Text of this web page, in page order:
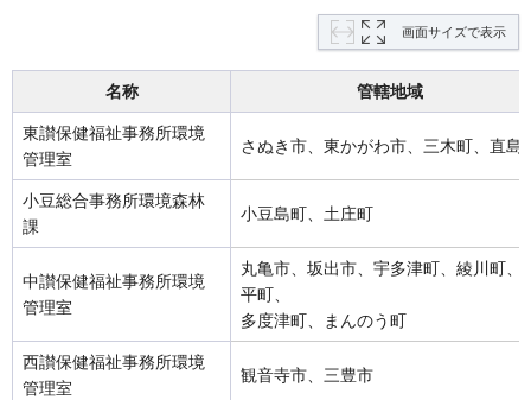
画面サイズで表示
名称 管轄地域
東讃保健福祉事務所環境
管理室
さぬき市、東かがわ市、三木町、直島
小豆総合事務所環境森林
課
小豆島町、土庄町
中讃保健福祉事務所環境
管理室
丸亀市、坂出市、宇多津町、綾川町、
平町、
多度津町、まんのう町
西讃保健福祉事務所環境
管理室
観音寺市、三豊市